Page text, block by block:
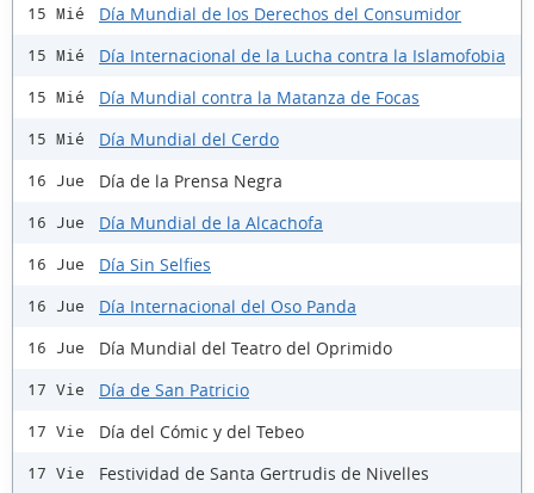
15 Mié Día Mundial de los Derechos del Consumidor
15 Mié Día Internacional de la Lucha contra la Islamofobia
15 Mié Día Mundial contra la Matanza de Focas
15 Mié Día Mundial del Cerdo
16 Jue Día de la Prensa Negra
16 Jue Día Mundial de la Alcachofa
16 Jue Día Sin Selfies
16 Jue Día Internacional del Oso Panda
16 Jue Día Mundial del Teatro del Oprimido
17 Vie Día de San Patricio
17 Vie Día del Cómic y del Tebeo
17 Vie Festividad de Santa Gertrudis de Nivelles